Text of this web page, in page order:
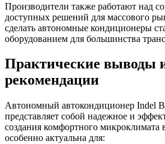
Производители также работают над
доступных решений для массового
сделать автономные кондиционеры
оборудованием для большинства
Практические выводы
рекомендации
Автономный автокондиционер Indel
представляет собой надежное и
создания комфортного микроклимата
особенно актуальна для: